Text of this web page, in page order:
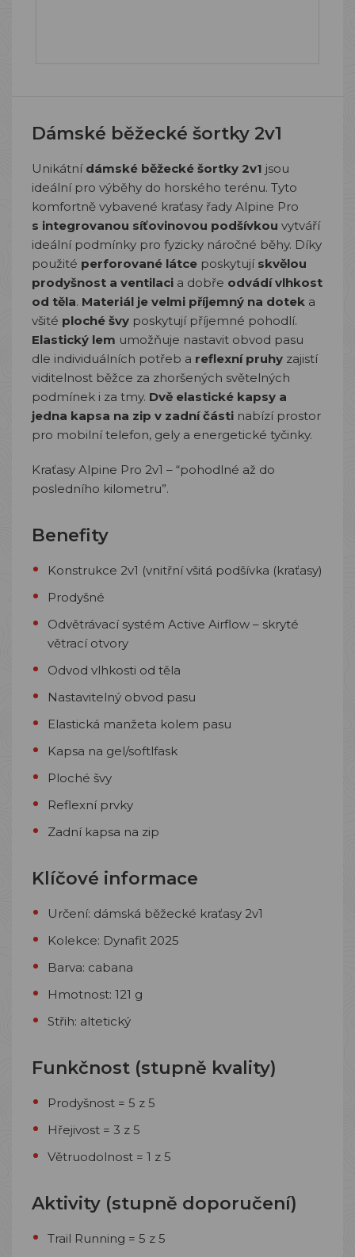
Dámské běžecké šortky 2v1
Unikátní dámské běžecké šortky 2v1 jsou
ideální pro výběhy do horského terénu. Tyto
komfortně vybavené kraťasy řady Alpine Pro
s integrovanou síťovinovou podšívkou vytváří
ideální podmínky pro fyzicky náročné běhy. Díky
použité perforované látce poskytují skvělou
prodyšnost a ventilaci a dobře odvádí vlhkost
od těla. Materiál je velmi příjemný na dotek a
všité ploché švy poskytují příjemné pohodlí.
Elastický lem umožňuje nastavit obvod pasu
dle individuálních potřeb a reflexní pruhy zajistí
viditelnost běžce za zhoršených světelných
podmínek i za tmy. Dvě elastické kapsy a
jedna kapsa na zip v zadní části nabízí prostor
pro mobilní telefon, gely a energetické tyčinky.
Kraťasy Alpine Pro 2v1 – “pohodlné až do
posledního kilometru”.
Benefity
Konstrukce 2v1 (vnitřní všitá podšívka (kraťasy)
Prodyšné
Odvětrávací systém Active Airflow – skryté
větrací otvory
Odvod vlhkosti od těla
Nastavitelný obvod pasu
Elastická manžeta kolem pasu
Kapsa na gel/softlfask
Ploché švy
Reflexní prvky
Zadní kapsa na zip
Klíčové informace
Určení: dámská běžecké kraťasy 2v1
Kolekce: Dynafit 2025
Barva: cabana
Hmotnost: 121 g
Střih: altetický
Funkčnost (stupně kvality)
Prodyšnost = 5 z 5
Hřejivost = 3 z 5
Větruodolnost = 1 z 5
Aktivity (stupně doporučení)
Trail Running = 5 z 5